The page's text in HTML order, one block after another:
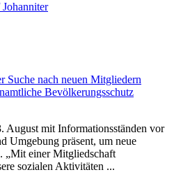
Suche nach neuen Mitgliedern
Bevölkerungsschutz
August mit Informationsständen vor
Umgebung präsent, um neue
„Mit einer Mitgliedschaft
sozialen Aktivitäten ...